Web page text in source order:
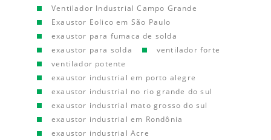
Ventilador Industrial Campo Grande
Exaustor Eolico em São Paulo
exaustor para fumaca de solda
exaustor para solda
ventilador forte
ventilador potente
exaustor industrial em porto alegre
exaustor industrial no rio grande do sul
exaustor industrial mato grosso do sul
exaustor industrial em Rondônia
exaustor industrial Acre